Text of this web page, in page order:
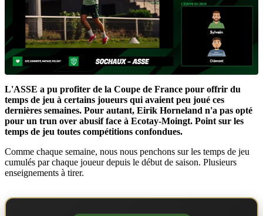
L'ASSE a pu profiter de la Coupe de France pour offrir du
temps de jeu à certains joueurs qui avaient peu joué ces
dernières semaines. Pour autant, Eirik Horneland n'a pas opté
pour un trun over abusif face à Ecotay-Moingt. Point sur les
temps de jeu toutes compétitions confondues.
Comme chaque semaine, nous nous penchons sur les temps de jeu
cumulés par chaque joueur depuis le début de saison. Plusieurs
enseignements à tirer.